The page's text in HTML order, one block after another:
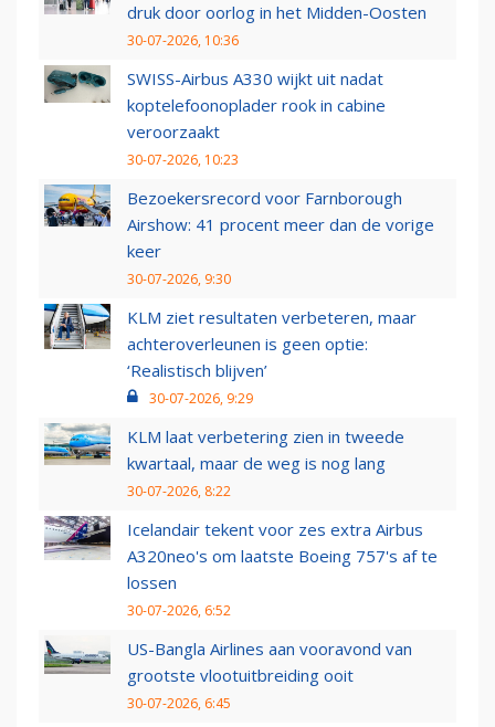
druk door oorlog in het Midden-Oosten
30-07-2026, 10:36
SWISS-Airbus A330 wijkt uit nadat
koptelefoonoplader rook in cabine
veroorzaakt
30-07-2026, 10:23
Bezoekersrecord voor Farnborough
Airshow: 41 procent meer dan de vorige
keer
30-07-2026, 9:30
KLM ziet resultaten verbeteren, maar
achteroverleunen is geen optie:
‘Realistisch blijven’
30-07-2026, 9:29
KLM laat verbetering zien in tweede
kwartaal, maar de weg is nog lang
30-07-2026, 8:22
Icelandair tekent voor zes extra Airbus
A320neo's om laatste Boeing 757's af te
lossen
30-07-2026, 6:52
US-Bangla Airlines aan vooravond van
grootste vlootuitbreiding ooit
30-07-2026, 6:45